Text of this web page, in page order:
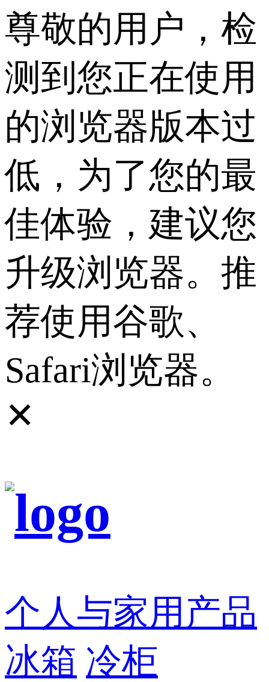
尊敬的用户，检
测到您正在使用
的浏览器版本过
低，为了您的最
佳体验，建议您
升级浏览器。推
荐使用谷歌、
Safari浏览器。
✕
个人与家用产品
冰箱 冷柜